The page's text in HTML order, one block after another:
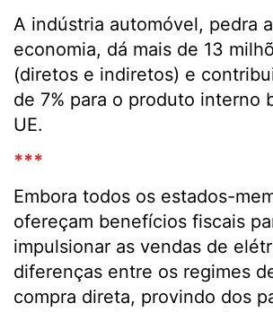
A indústria automóvel, pedra
economia, dá mais de 13
(diretos e indiretos) e
de 7% para o produto interno
UE.
***
Embora todos os estados-
ofereçam benefícios fiscais
impulsionar as vendas de
diferenças entre os regimes
compra direta, provindo dos